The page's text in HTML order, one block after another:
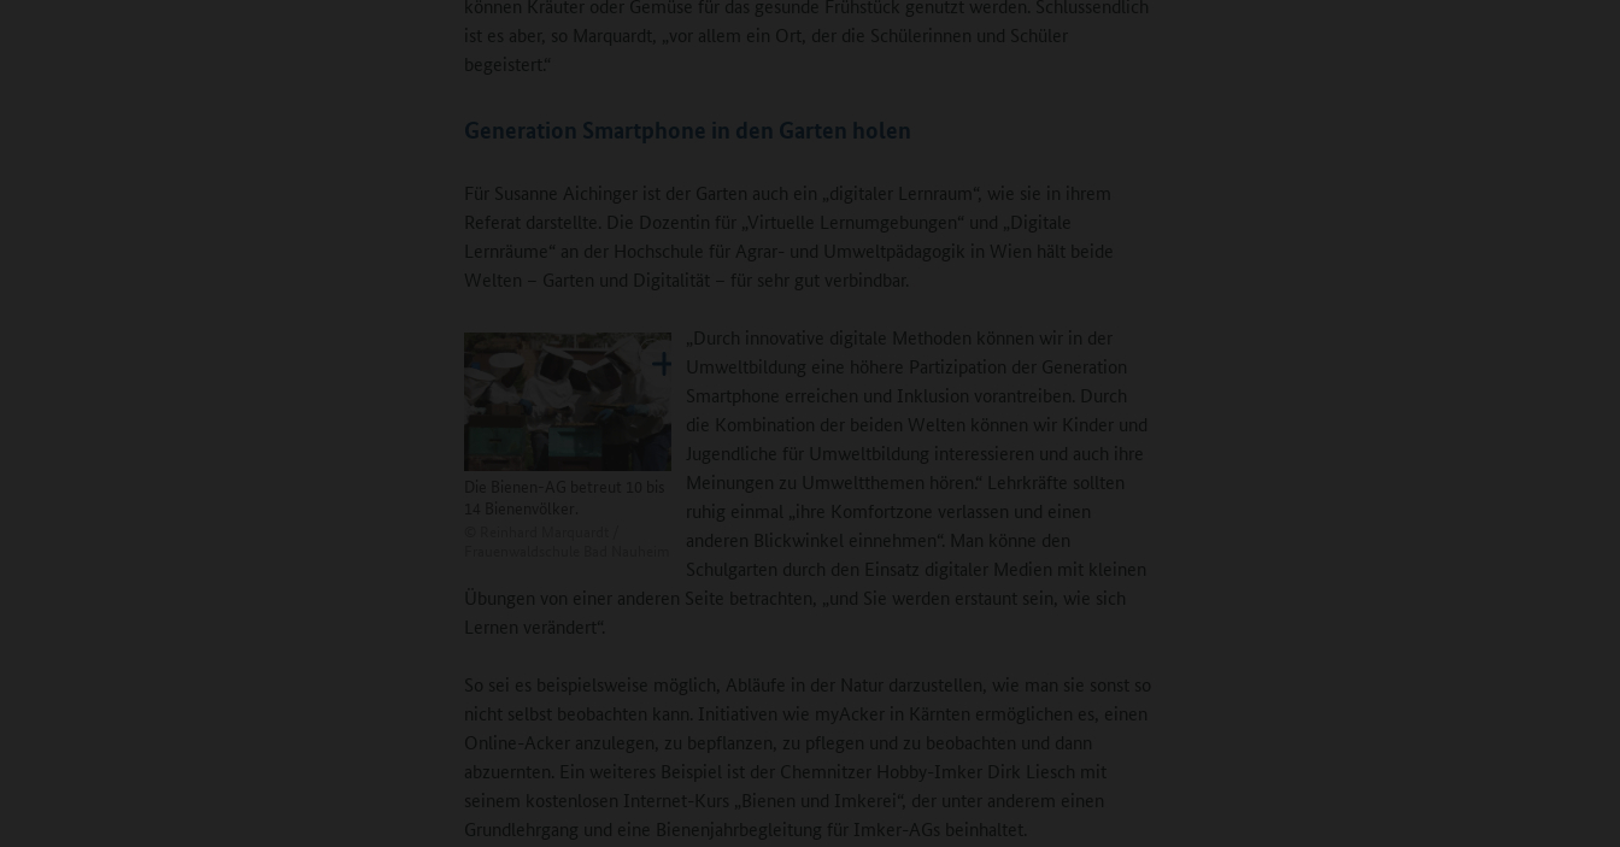
können Kräuter oder Gemüse für das gesunde Frühstück genutzt werden. Schlussendlich
ist es aber, so Marquardt, „vor allem ein Ort, der die Schülerinnen und Schüler
begeistert.“
Generation Smartphone in den Garten holen
Für Susanne Aichinger ist der Garten auch ein „digitaler Lernraum“, wie sie in ihrem
Referat darstellte. Die Dozentin für „Virtuelle Lernumgebungen“ und „Digitale
Lernräume“ an der Hochschule für Agrar- und Umweltpädagogik in Wien hält beide
Welten – Garten und Digitalität – für sehr gut verbindbar.
„Durch innovative digitale Methoden können wir in der
Umweltbildung eine höhere Partizipation der Generation
Smartphone erreichen und Inklusion vorantreiben. Durch
die Kombination der beiden Welten können wir Kinder und
Jugendliche für Umweltbildung interessieren und auch ihre
Meinungen zu Umweltthemen hören.“ Lehrkräfte sollten
ruhig einmal „ihre Komfortzone verlassen und einen
anderen Blickwinkel einnehmen“. Man könne den
Schulgarten durch den Einsatz digitaler Medien mit kleinen
Übungen von einer anderen Seite betrachten, „und Sie werden erstaunt sein, wie sich
Lernen verändert“.
So sei es beispielsweise möglich, Abläufe in der Natur darzustellen, wie man sie sonst so
nicht selbst beobachten kann. Initiativen wie myAcker in Kärnten ermöglichen es, einen
Online-Acker anzulegen, zu bepflanzen, zu pflegen und zu beobachten und dann
abzuernten. Ein weiteres Beispiel ist der Chemnitzer Hobby-Imker Dirk Liesch mit
seinem kostenlosen Internet-Kurs „Bienen und Imkerei“, der unter anderem einen
Grundlehrgang und eine Bienenjahrbegleitung für Imker-AGs beinhaltet.